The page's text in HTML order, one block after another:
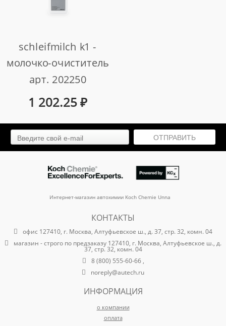
schleifmilch k1 -
молочко-очиститель
арт. 202250
1 202.25₽
ОТПРАВИТЬ
Интернет-магазин автохимии Koch Chemie Unna
КОНТАКТЫ
офис 127410, г. Москва, Алтуфьевское ш., д. 37, стр. 32, комн. 04
магазин - строго по предзаказу 127410, г. Москва, Алтуфьевское ш., д.
37, стр. 32, комн. 04
8 (800) 555-60-66 ,
noreply@autech.ru
ИНФОРМАЦИЯ
о компании
оплата